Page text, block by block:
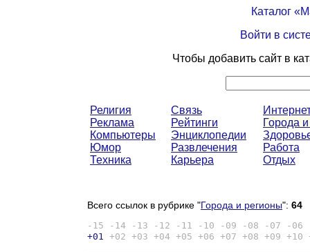
Каталог
Войти в
Чтобы добавить сайт в
Религия
Реклама
Компьютеры
Юмор
Техника
Связь
Рейтинги
Энциклопедии
Развлечения
Карьера
Города
Работа
Отдых
Всего ссылок в рубрике "Города и регионы": 64
-15 -14 -13 -12 -11 -10 -09 -08 -07 -06
+01 +02 +03 +04 +05 +06 +07 +08 +09 +10